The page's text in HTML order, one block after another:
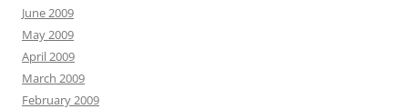
June 2009
May 2009
April 2009
March 2009
February 2009